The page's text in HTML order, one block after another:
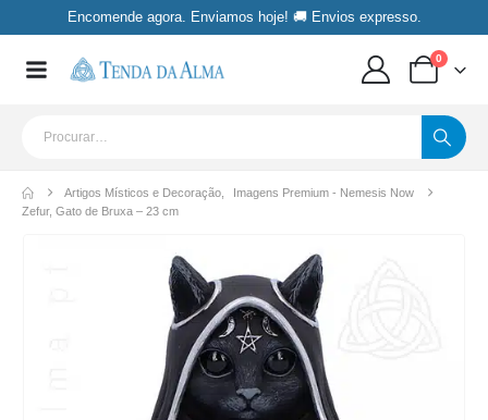
Encomende agora. Enviamos hoje! 🚚 Envios expresso.
0
Artigos Místicos e Decoração
Imagens Premium - Nemesis Now
Zefur, Gato de Bruxa – 23 cm